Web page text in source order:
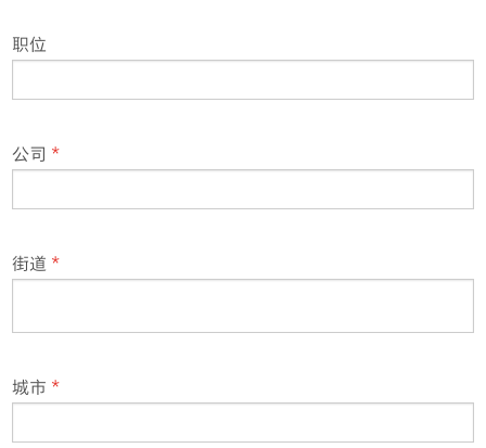
职位
公司 *
街道 *
城市 *